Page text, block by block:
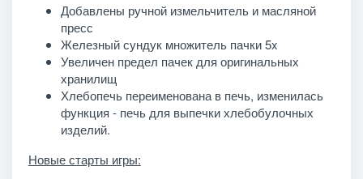
Добавлены ручной измельчитель и масляной
пресс
Железный сундук множитель пачки 5x
Увеличен предел пачек для оригинальных
хранилищ
Хлебопечь переименована в печь, изменилась
функция - печь для выпечки хлебобулочных
изделий.
Новые старты игры: